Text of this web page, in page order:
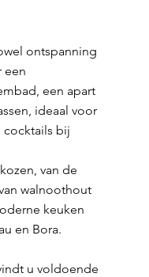
ontspanning
een
een apart
ideaal voor
bij
van de
walnoothout
keuken
en Bora.
u voldoende